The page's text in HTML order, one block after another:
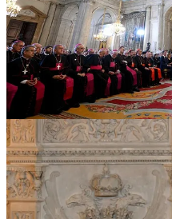
Invito a todos, por amor a la
narrativas divisivas y
de su historia, para pasar de
apreciación fecunda de la
específica de Europa, de la
y fundamental.Es el regalo
mundo si quiere permanecer
tiene un futuro y una misión que
complejidad y estudiarla,
bendición, huir de esos
todo, pero que pueblan el
la tarea de quien tiene una gran